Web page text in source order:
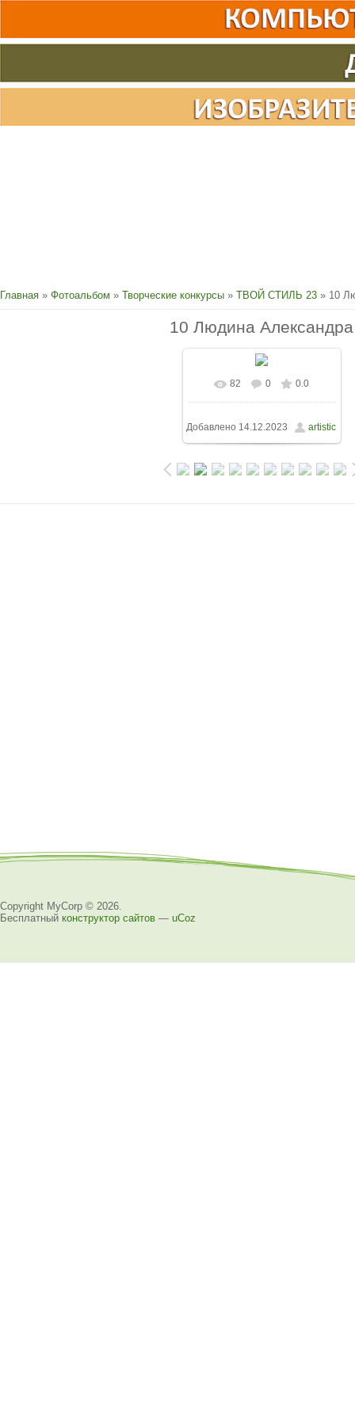
Главная » Фотоальбом » Творческие конкурсы » ТВОЙ СТИЛЬ 23 » 10
10 Людина Александра
82 0 0.0
Добавлено 14.12.2023 artistic
Copyright MyCorp © 2026
Бесплатный конструктор сайтов — uCoz